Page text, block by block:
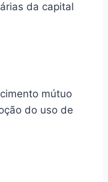
da capital
mútuo
do uso de